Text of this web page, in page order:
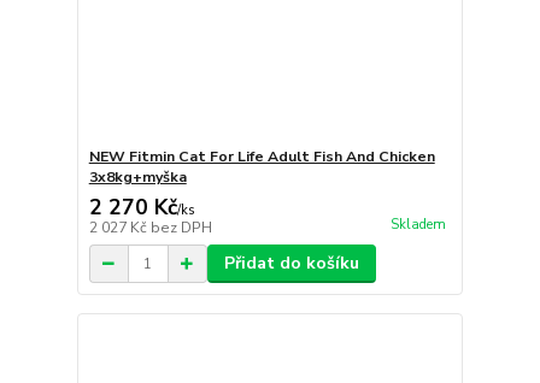
NEW Fitmin Cat For Life Adult Fish And Chicken
3x8kg+myška
2 270 Kč/ks
2 027 Kč bez DPH Skladem
Přidat do košíku